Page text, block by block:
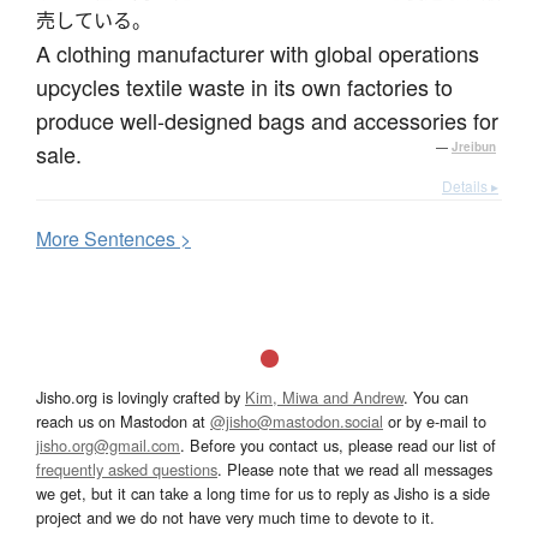
売している。
A clothing manufacturer with global operations
upcycles textile waste in its own factories to
produce well-designed bags and accessories for
sale.
— Jreibun
Details ▸
MoreSentences >
Jisho.org is lovingly crafted by Kim, Miwa and Andrew. You can
reach us on Mastodon at @jisho@mastodon.social or by e-mail to
jisho.org@gmail.com. Before you contact us, please read our list of
frequently asked questions. Please note that we read all messages
we get, but it can take a long time for us to reply as Jisho is a side
project and we do not have very much time to devote to it.